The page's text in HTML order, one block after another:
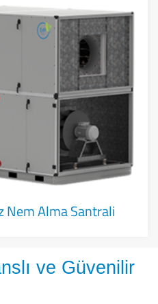
Nem Alma Santrali
ve Güvenilir